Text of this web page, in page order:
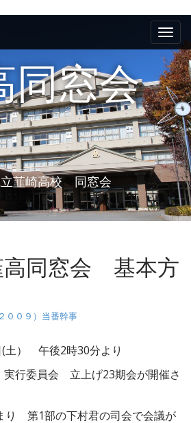
同窓会
韮崎高校 同窓会
高同窓会 基本方
００９）当番幹事
） 午後2時30分より
行委員会 立上げ23期会が開催さ
り 第1部の下村君の司会で会議が